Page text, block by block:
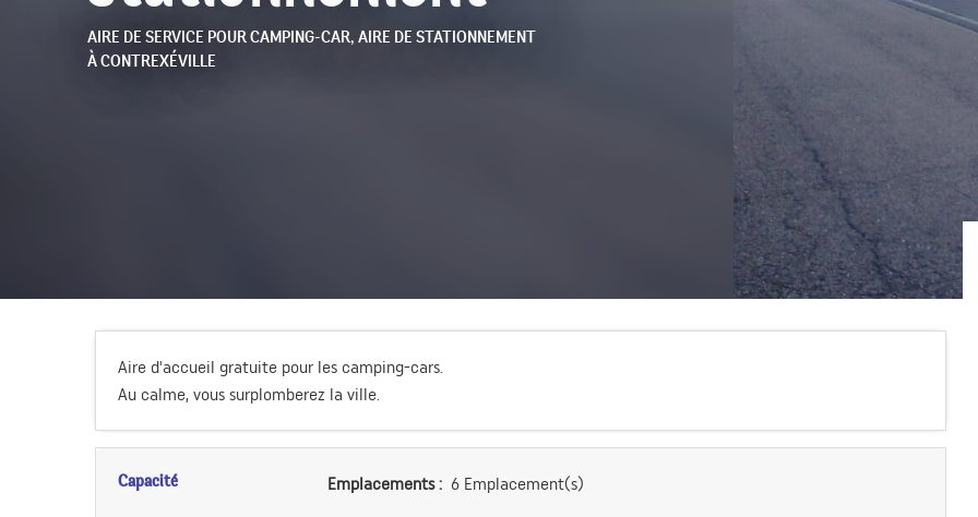
AIRE DE SERVICE POUR CAMPING-CAR, AIRE DE STATIONNEMENT
À CONTREXÉVILLE
Aire d'accueil gratuite pour les camping-cars.
Au calme, vous surplomberez la ville.
Capacité Emplacements : 6 Emplacement(s)